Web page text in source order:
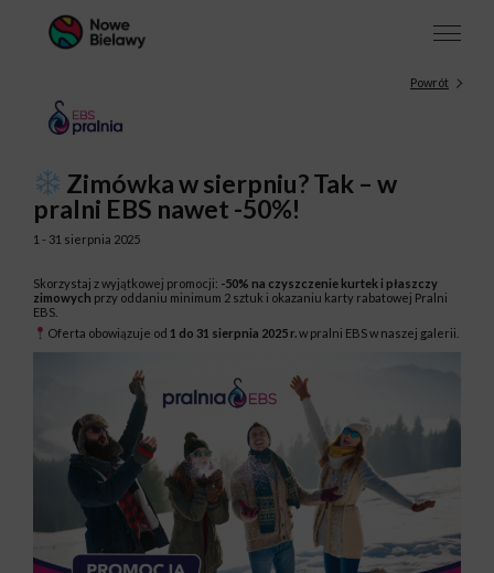
Powrót
Zimówka w sierpniu? Tak – w
pralni EBS nawet -50%!
1 - 31 sierpnia 2025
Skorzystaj z wyjątkowej promocji: -50% na czyszczenie kurtek i płaszczy
zimowych przy oddaniu minimum 2 sztuk i okazaniu karty rabatowej Pralni
EBS.
Oferta obowiązuje od 1 do 31 sierpnia 2025 r. w pralni EBS w naszej galerii.